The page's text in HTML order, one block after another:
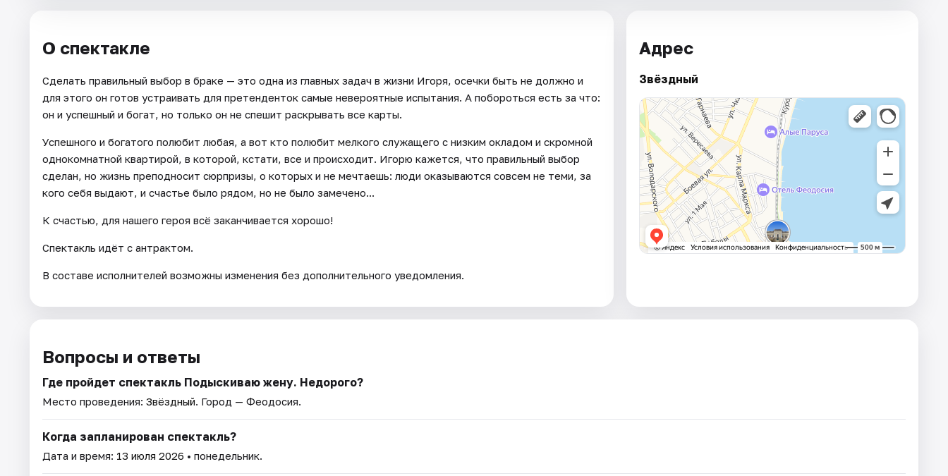
О спектакле
Сделать правильный выбор в браке — это одна из главных задач в жизни Игоря, осечки быть не должно и
для этого он готов устраивать для претенденток самые невероятные испытания. А побороться есть за что:
он и успешный и богат, но только он не спешит раскрывать все карты.
Успешного и богатого полюбит любая, а вот кто полюбит мелкого служащего с низким окладом и скромной
однокомнатной квартирой, в которой, кстати, все и происходит. Игорю кажется, что правильный выбор
сделан, но жизнь преподносит сюрпризы, о которых и не мечтаешь: люди оказываются совсем не теми, за
кого себя выдают, и счастье было рядом, но не было замечено...
К счастью, для нашего героя всё заканчивается хорошо!
Спектакль идёт с антрактом.
В составе исполнителей возможны изменения без дополнительного уведомления.
Адрес
Звёздный
Вопросы и ответы
Где пройдет спектакль Подыскиваю жену. Недорого?
Место проведения: Звёздный. Город — Феодосия.
Когда запланирован спектакль?
Дата и время: 13 июля 2026 • понедельник.